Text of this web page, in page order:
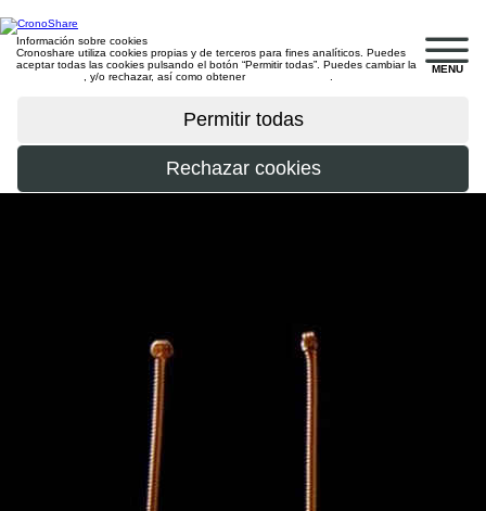
MENU
Información sobre cookies
Cronoshare utiliza cookies propias y de terceros para fines analíticos. Puedes
aceptar todas las cookies pulsando el botón “Permitir todas”. Puedes cambiar la
, y/o rechazar, así como obtener